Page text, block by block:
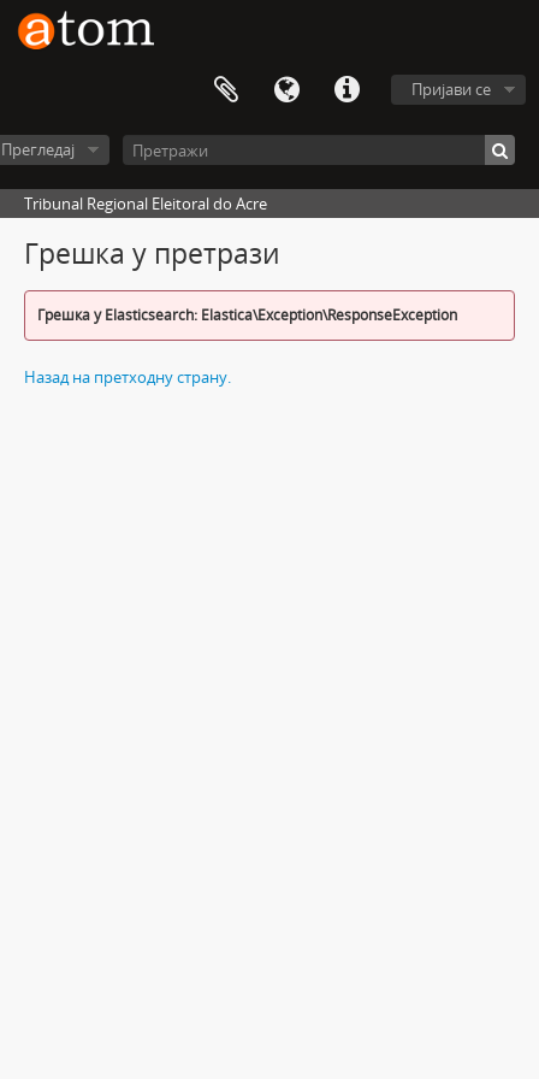
Пријави се
Прегледај
Tribunal Regional Eleitoral do Acre
Грешка у претрази
Грешка у Elasticsearch: Elastica\Exception\ResponseException
Назад на претходну страну.